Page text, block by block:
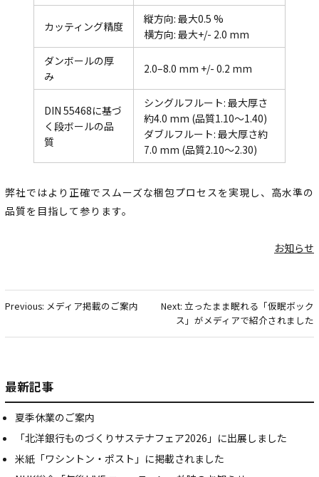
カッティング精度
縦方向: 最大0.5 %
横方向: 最大+/- 2.0 mm
ダンボールの厚
み
2.0–8.0 mm +/- 0.2 mm
DIN 55468に基づ
く段ボールの品
質
シングルフルート: 最大厚さ
約4.0 mm (品質1.10～1.40)
ダブルフルート: 最大厚さ約
7.0 mm (品質2.10～2.30)
弊社ではより正確でスムーズな梱包プロセスを実現し、高水準の
品質を目指して参ります。
お知らせ
投
稿
ナ
ゲ
ー
シ
ョ
Previous: メディア掲載のご案内 Next: 立ったまま眠れる「仮眠ボック
ス」がメディアで紹介されました
最新記事
夏季休業のご案内
「北洋銀行ものづくりサステナフェア2026」に出展しました
米紙「ワシントン・ポスト」に掲載されました